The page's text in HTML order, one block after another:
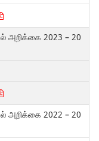
அறிக்கை 2023 – 20
அறிக்கை 2022 – 20